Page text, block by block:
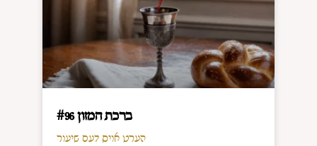
ברכת המזון #96
הערט אויס דעם שיעור